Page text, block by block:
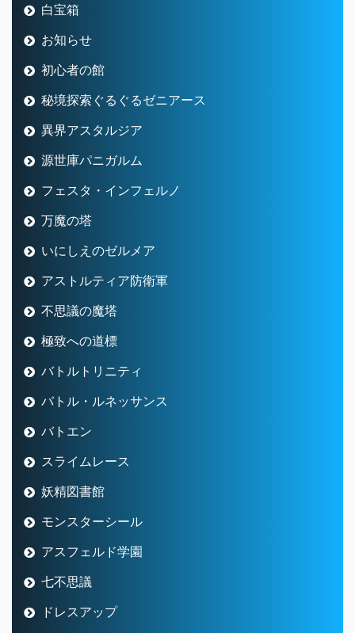
白宝箱
お知らせ
初心者の館
秘境探索ぐるぐるゼニアース
異界アスタルジア
源世庫パニガルム
フェスタ・インフェルノ
万魔の塔
いにしえのゼルメア
アストルティア防衛軍
不思議の魔塔
極致への道標
バトルトリニティ
バトル・ルネッサンス
バトエン
スライムレース
妖精図書館
モンスターシール
アスフェルド学園
七不思議
ドレスアップ